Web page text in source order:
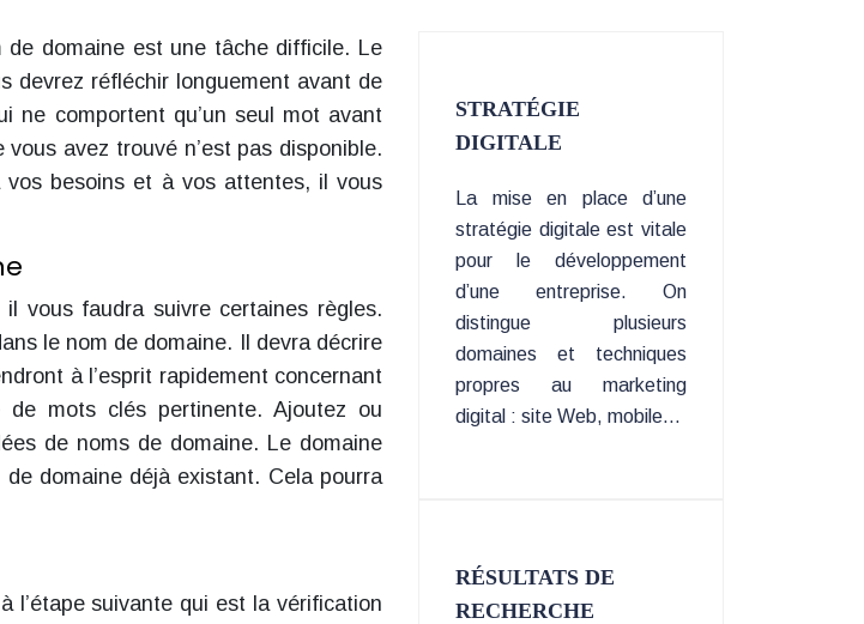
de domaine est une tâche difficile. Le
devrez réfléchir longuement avant de
ne comportent qu’un seul mot avant
avez trouvé n’est pas disponible.
besoins et à vos attentes, il vous
vous faudra suivre certaines règles.
le nom de domaine. Il devra décrire
à l’esprit rapidement concernant
mots clés pertinente. Ajoutez ou
de noms de domaine. Le domaine
domaine déjà existant. Cela pourra
l’étape suivante qui est la vérification
STRATÉGIE
DIGITALE
La mise en place d’une
stratégie digitale est vitale
pour le développement
d’une entreprise. On
distingue plusieurs
domaines et techniques
propres au marketing
digital : site Web, mobile…
RÉSULTATS DE
RECHERCHE